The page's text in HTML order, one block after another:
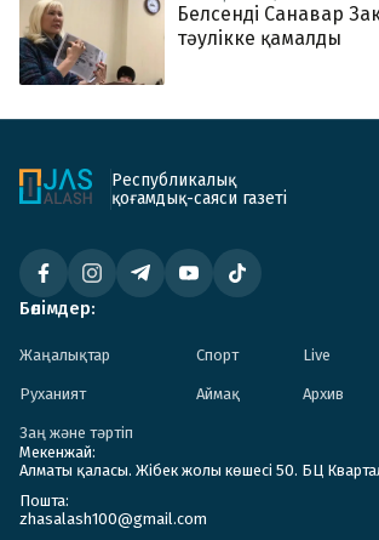
Белсенді Санавар
тәулікке қамалды
Республикалық
қоғамдық-саяси газеті
Бөлімдер:
Жаңалықтар Спорт Live
Руханият Аймақ Архив
Заң және тәртіп
Мекенжай:
Алматы қаласы. Жібек жолы көшесі 50. БЦ
Пошта:
zhasalash100@gmail.com